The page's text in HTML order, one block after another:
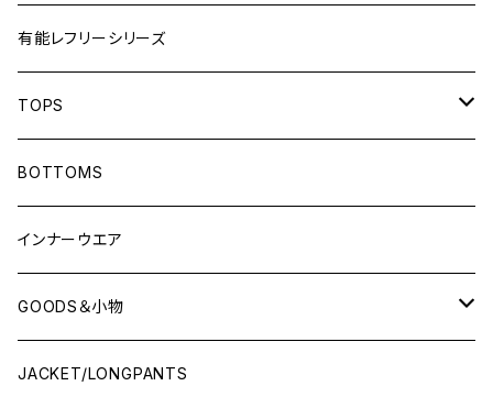
有能レフリーシリーズ
TOPS
LONG-SLEEVEプラシャツ
SHORT-SLEEVEプラシャツ
NO-SLEEVE
Tシャツ(オフコート)
BOTTOMS
インナーウエア
GOODS＆小物
シューズ袋
JACKET/LONGPANTS